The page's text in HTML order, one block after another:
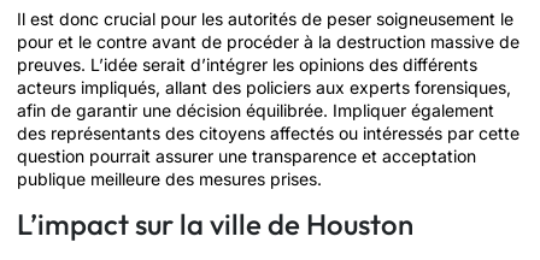
Il est donc crucial pour les autorités de peser soigneusement le
pour et le contre avant de procéder à la destruction massive de
preuves. L’idée serait d’intégrer les opinions des différents
acteurs impliqués, allant des policiers aux experts forensiques,
afin de garantir une décision équilibrée. Impliquer également
des représentants des citoyens affectés ou intéressés par cette
question pourrait assurer une transparence et acceptation
publique meilleure des mesures prises.
L’impact sur la ville de Houston